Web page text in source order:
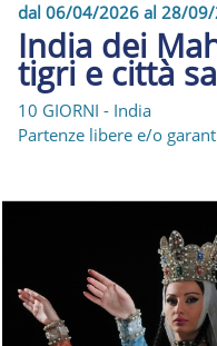
dal 06/04/2026 al 28/
India dei
tigri e città
10 GIORNI - India
Partenze libere e/o